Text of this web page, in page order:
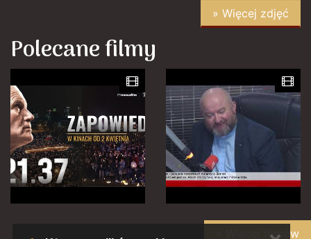
» Więcej zdjęć
Polecane filmy
» Więcej filmów